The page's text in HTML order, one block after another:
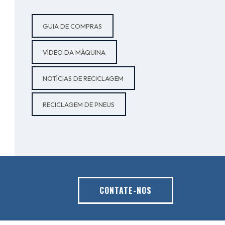
GUIA DE COMPRAS
VÍDEO DA MÁQUINA
NOTÍCIAS DE RECICLAGEM
RECICLAGEM DE PNEUS
CONTATE-NOS